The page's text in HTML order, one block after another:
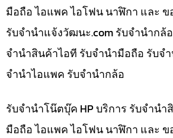
มือถือ ไอแพค ไอโฟน นาฬิกา และ ข
รับจํานําแจ้งวัฒนะ.com รับจำนำกล้
จำนำสินค้าไอที รับจำนำมือถือ รับจ
จำนำไอแพค รับจำนำกล้อ
รับจำนำโน๊ตบุ๊ค HP บริการ รับจำน
มือถือ ไอแพค ไอโฟน นาฬิกา และ ข